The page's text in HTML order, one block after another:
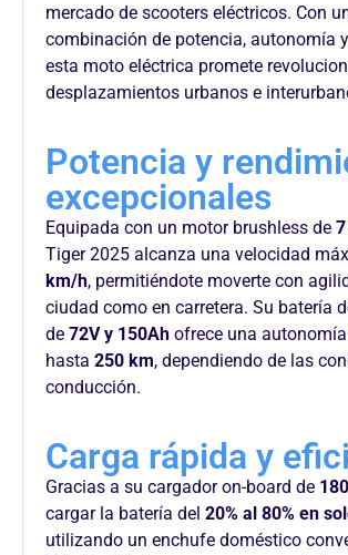
mercado de scooters eléctricos. Con
combinación de potencia, autonomía
esta moto eléctrica promete
desplazamientos urbanos e
Potencia y
excepcionales
Equipada con un motor brushless de
Tiger 2025 alcanza una velocidad
km/h, permitiéndote moverte con
ciudad como en carretera. Su batería
de 72V y 150Ah ofrece una
hasta 250 km, dependiendo de las
conducción.
Carga rápida y
Gracias a su cargadoron-board de
cargar la batería del 20% al 80% en
utilizando un enchufe doméstico